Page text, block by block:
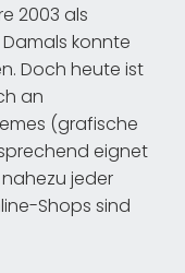
2003 als
konnte
Doch heute ist
an
(grafische
eignet
jeder
Shops sind